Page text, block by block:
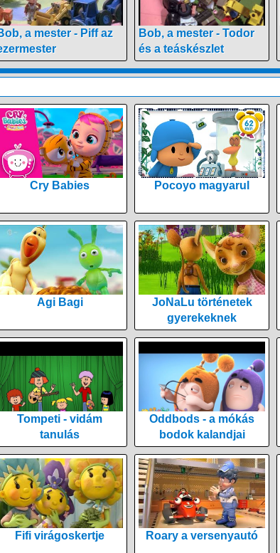
a mester - Piff az
Bob, a mester - Todor
és a teáskészlet
Cry Babies Pocoyo magyarul
Agi Bagi
JoNaLu történetek
gyerekeknek
Tompeti - vidám
tanulás
Oddbods - a mókás
bodok kalandjai
Fifi virágoskertje Roary a versenyautó